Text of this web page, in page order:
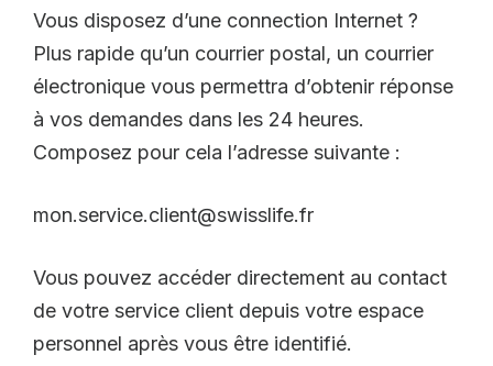
Vous disposez d’une connection Internet ?
Plus rapide qu’un courrier postal, un courrier
électronique vous permettra d’obtenir réponse
à vos demandes dans les 24 heures.
Composez pour cela l’adresse suivante :
mon.service.client@swisslife.fr
Vous pouvez accéder directement au contact
de votre service client depuis votre espace
personnel après vous être identifié.